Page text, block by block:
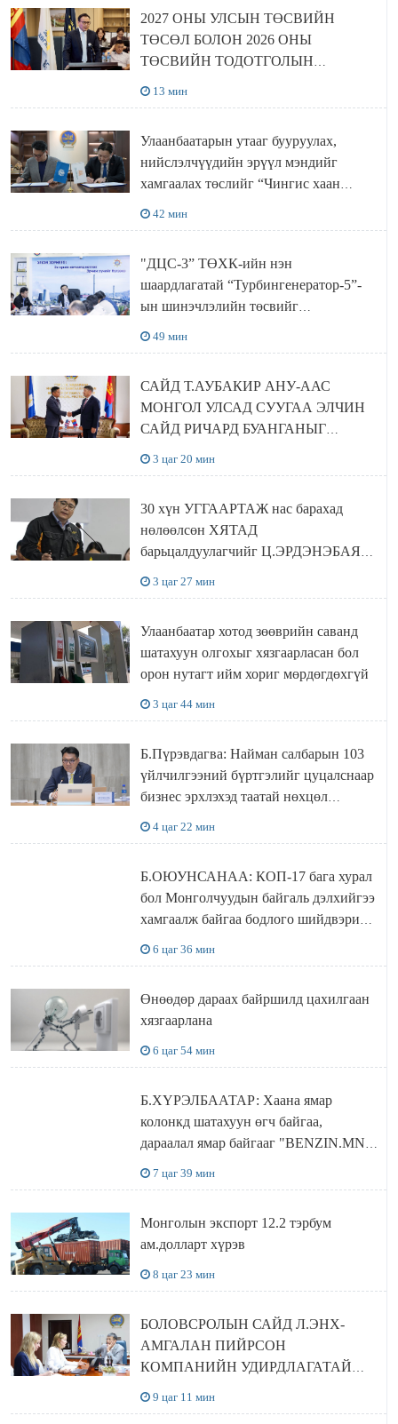
2027 ОНЫ УЛСЫН ТӨСВИЙН
ТӨСӨЛ БОЛОН 2026 ОНЫ
ТӨСВИЙН ТОДОТГОЛЫН
13 мин
Улаанбаатарын утааг бууруулах,
нийслэлчүүдийн эрүүл мэндийг
хамгаалах төслийг “Чингис хаан
42 мин
"ДЦС-3” ТӨХК-ийн нэн
шаардлагатай “Турбингенератор-5”-
ын шинэчлэлийн төсвийг
49 мин
САЙД Т.АУБАКИР АНУ-ААС
МОНГОЛ УЛСАД СУУГАА ЭЛЧИН
САЙД РИЧАРД БУАНГАНЫГ
3 цаг 20 мин
30 хүн УГГААРТАЖ нас барахад
нөлөөлсөн ХЯТАД
барьцалдуулагчийг Ц.ЭРДЭНЭБАЯР
3 цаг 27 мин
Улаанбаатар хотод зөөврийн саванд
шатахуун олгохыг хязгаарласан бол
орон нутагт ийм хориг мөрдөгдөхгүй
3 цаг 44 мин
Б.Пүрэвдагва: Найман салбарын 103
үйлчилгээний бүртгэлийг цуцалснаар
бизнес эрхлэхэд таатай нөхцөл
4 цаг 22 мин
Б.ОЮУНСАНАА: КОП-17 бага хурал
бол Монголчуудын байгаль дэлхийгээ
хамгаалж байгаа бодлого шийдвэрийг
6 цаг 36 мин
Өнөөдөр дараах байршилд цахилгаан
хязгаарлана
6 цаг 54 мин
Б.ХҮРЭЛБААТАР: Хаана ямар
колонкд шатахуун өгч байгаа,
дараалал ямар байгааг "BENZIN.MN”
7 цаг 39 мин
Монголын экспорт 12.2 тэрбум
ам.долларт хүрэв
8 цаг 23 мин
БОЛОВСРОЛЫН САЙД Л.ЭНХ-
АМГАЛАН ПИЙРСОН
КОМПАНИЙН УДИРДЛАГАТАЙ
9 цаг 11 мин